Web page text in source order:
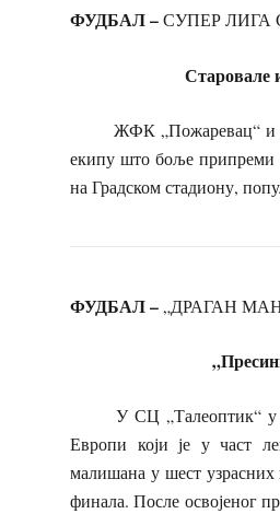
ФУДБАЛ –СУПЕР ЛИГА
Старовале и
ЖФК „Пожаревац“ и
екипу што боље припреми
на Градском стадиону,
ФУДБАЛ – „ДРАГАН
„Пресинг
У СЦ „Талеоптик“ у
Европи који је у част
малишана у шест узрасних
финала. После освојеног